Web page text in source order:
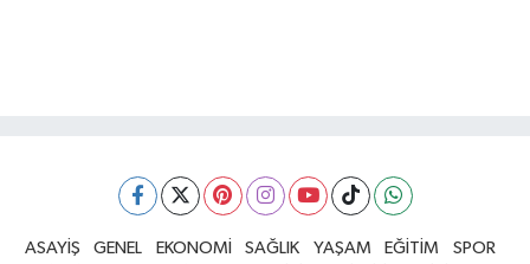
ASAYİŞ GENEL EKONOMİ SAĞLIK YAŞAM EĞİTİM
SPOR